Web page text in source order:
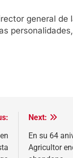
general de
Next:
En su 64
Agricultor